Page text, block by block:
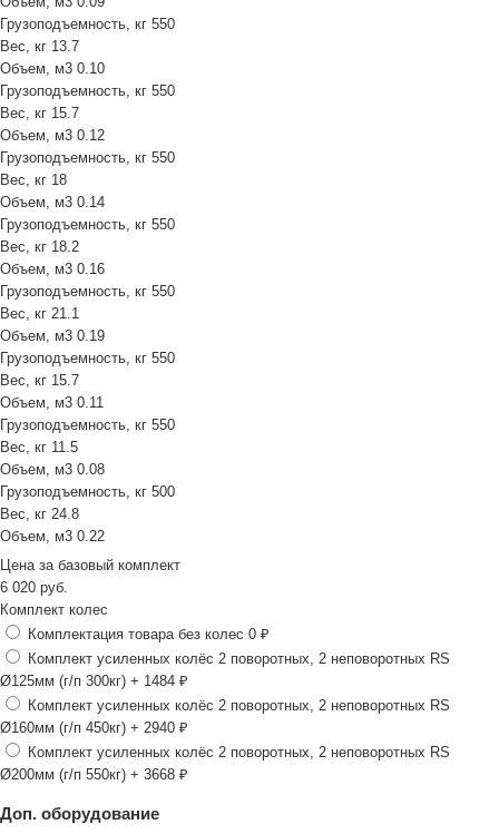
Грузоподъемность, кг 550
Вес, кг 13.7
Объем, м3 0.10
Грузоподъемность, кг 550
Вес, кг 15.7
Объем, м3 0.12
Грузоподъемность, кг 550
Вес, кг 18
Объем, м3 0.14
Грузоподъемность, кг 550
Вес, кг 18.2
Объем, м3 0.16
Грузоподъемность, кг 550
Вес, кг 21.1
Объем, м3 0.19
Грузоподъемность, кг 550
Вес, кг 15.7
Объем, м3 0.11
Грузоподъемность, кг 550
Вес, кг 11.5
Объем, м3 0.08
Грузоподъемность, кг 500
Вес, кг 24.8
Объем, м3 0.22
Цена за базовый комплект
6 020 руб.
Комплект колес
Комплектация товара без колес 0 ₽
Комплект усиленных колёс 2 поворотных, 2 неповоротных RS
Ø125мм (г/п 300кг) + 1484 ₽
Комплект усиленных колёс 2 поворотных, 2 неповоротных RS
Ø160мм (г/п 450кг) + 2940 ₽
Комплект усиленных колёс 2 поворотных, 2 неповоротных RS
Ø200мм (г/п 550кг) + 3668 ₽
Доп. оборудование